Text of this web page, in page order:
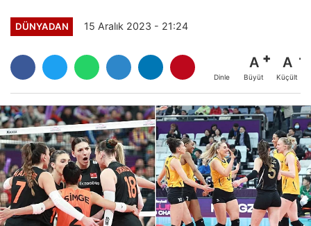
DÜNYADAN 15 Aralık 2023 - 21:24
Dinle
A
Büyüt
A
Küçült